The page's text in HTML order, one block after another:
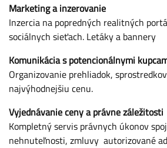
Marketing a inzerovanie
Inzercia na popredných realitných
sociálnych sieťach. Letáky a bannery
Komunikácia s potencionálnymi
Organizovanie prehliadok,
najvýhodnejšiu cenu.
Vyjednávanie ceny a právne záležitosti
Kompletný servis právnych úkonov
nehnuteľnosti, zmluvy autorizované